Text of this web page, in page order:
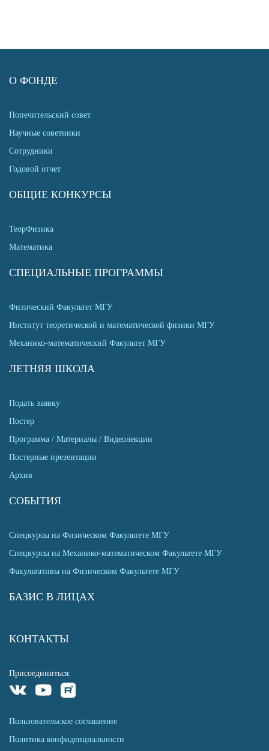
О ФОНДЕ
Попечительский совет
Научные советники
Сотрудники
Годовой отчет
ОБЩИЕ КОНКУРСЫ
ТеорФизика
Математика
СПЕЦИАЛЬНЫЕ ПРОГРАММЫ
Физический Факультет МГУ
Институт теоретической и математической физики МГУ
Механико-математический Факультет МГУ
ЛЕТНЯЯ ШКОЛА
Подать заявку
Постер
Программа / Материалы / Видеолекции
Постерные презентации
Архив
СОБЫТИЯ
Спецкурсы на Физическом Факультете МГУ
Спецкурсы на Механико-математическом Факультете МГУ
Факультативы на Физическом Факультете МГУ
БАЗИС В ЛИЦАХ
КОНТАКТЫ
Присоединиться:
Пользовательское соглашение
Политика конфиденциальности